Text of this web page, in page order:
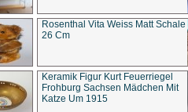
Rosenthal Vita Weiss Matt Schale
26 Cm
Keramik Figur Kurt Feuerriegel
Frohburg Sachsen Mädchen Mit
Katze Um 1915